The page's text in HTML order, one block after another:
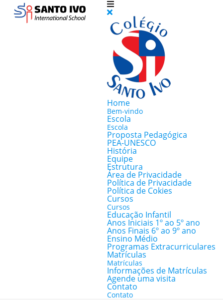
Home
Bem-vindo
Escola
Escola
Proposta Pedagógica
PEA-UNESCO
História
Equipe
Estrutura
Área de Privacidade
Política de Privacidade
Política de Cokies
Cursos
Cursos
Educação Infantil
Anos Iniciais 1º ao 5º ano
Anos Finais 6º ao 9º ano
Ensino Médio
Programas Extracurriculares
Matrículas
Matrículas
Informações de Matrículas
Agende uma visita
Contato
Contato